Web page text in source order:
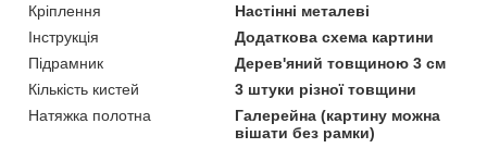
Кріплення
Настінні металеві
Інструкція
Додаткова схема картини
Підрамник
Дерев'яний товщиною 3 см
Кількість кистей
3 штуки різної товщини
Натяжка полотна
Галерейна (картину можна
вішати без рамки)